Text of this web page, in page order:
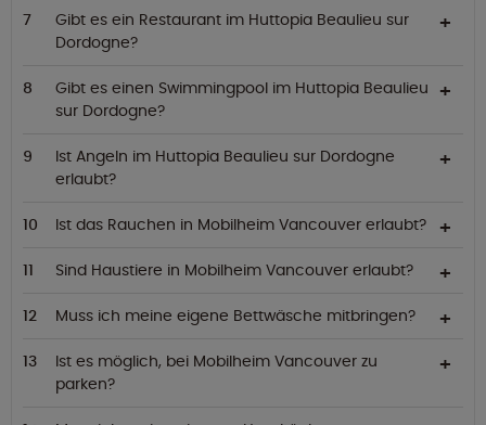
Gibt es ein Restaurant im Huttopia Beaulieu sur
Dordogne?
Gibt es einen Swimmingpool im Huttopia Beaulieu
sur Dordogne?
Ist Angeln im Huttopia Beaulieu sur Dordogne
erlaubt?
Ist das Rauchen in Mobilheim Vancouver erlaubt?
Sind Haustiere in Mobilheim Vancouver erlaubt?
Muss ich meine eigene Bettwäsche mitbringen?
Ist es möglich, bei Mobilheim Vancouver zu
parken?